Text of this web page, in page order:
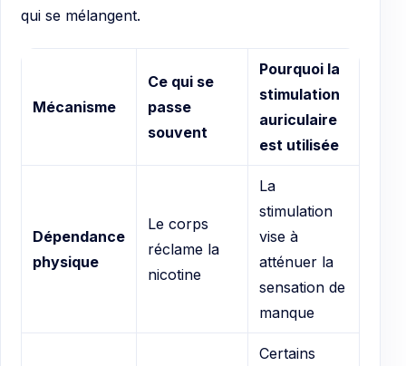
qui se mélangent.
Mécanisme
Ce qui se
passe
souvent
Pourquoi la
stimulation
auriculaire
est utilisée
Dépendance
physique
Le corps
réclame la
nicotine
La
stimulation
vise à
atténuer la
sensation de
manque
Certains